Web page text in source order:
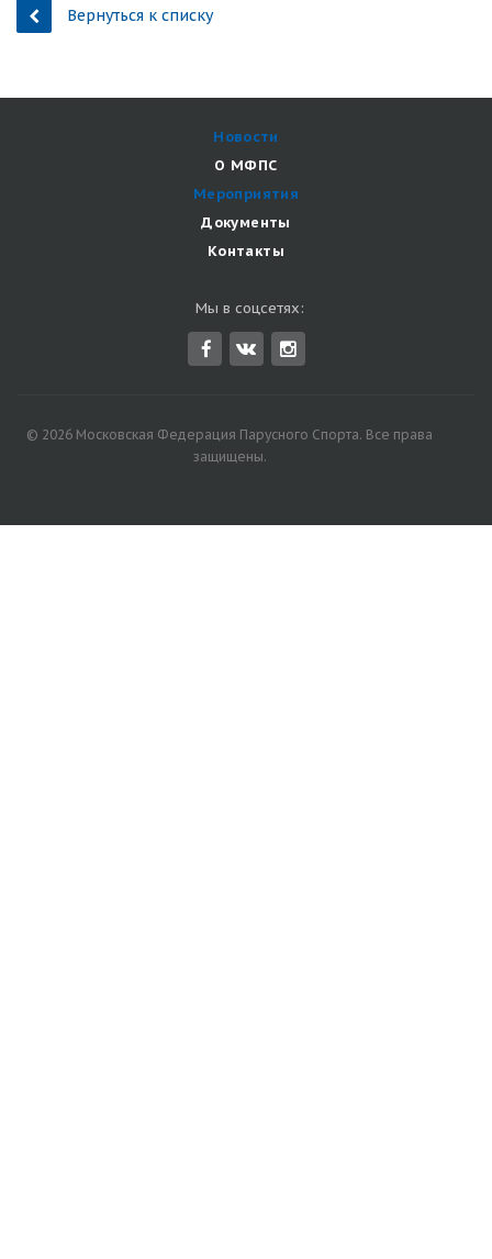
Вернуться к списку
Новости
О МФПС
Мероприятия
Документы
Контакты
Мы в соцсетях:
© 2026 Московская Федерация Парусного Спорта. Все права
защищены.